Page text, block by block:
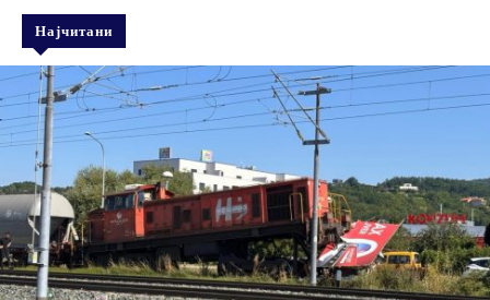
Најчитани